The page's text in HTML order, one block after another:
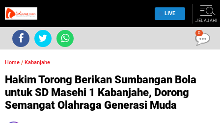
LIVE
JELAJAHI
Home / Kabanjahe
Hakim Torong Berikan Sumbangan Bola
untuk SD Masehi 1 Kabanjahe, Dorong
Semangat Olahraga Generasi Muda
0